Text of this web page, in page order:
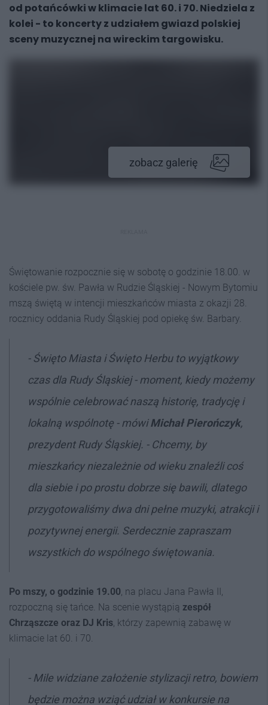
od potańcówki w klimacie lat 60. i 70. Niedziela z
kolei - to koncerty z udziałem gwiazd polskiej
sceny muzycznej na wireckim targowisku.
zobacz galerię
Świętowanie rozpocznie się w sobotę o godzinie 18.00. w
kościele pw. św. Pawła w Rudzie Śląskiej - Nowym Bytomiu
mszą świętą w intencji mieszkańców miasta z okazji 28.
rocznicy oddania Rudy Śląskiej pod opiekę św. Barbary.
- Święto Miasta i Święto Herbu to wyjątkowy
czas dla Rudy Śląskiej - moment, kiedy możemy
wspólnie celebrować naszą historię, tradycję i
lokalną wspólnotę - mówiMichał Pierończyk,
prezydent Rudy Śląskiej. - Chcemy, by
mieszkańcy niezależnie od wieku znaleźli coś
dla siebie i po prostu dobrze się bawili, dlatego
przygotowaliśmy dwa dni pełne muzyki, atrakcji i
pozytywnej energii. Serdecznie zapraszam
wszystkich do wspólnego świętowania.
Po mszy, o godzinie 19.00, na placu Jana Pawła II,
rozpoczną się tańce. Na scenie wystąpią zespół
Chrząszcze oraz DJ Kris, którzy zapewnią zabawę w
klimacie lat 60. i 70.
- Mile widziane założenie stylizacji retro, bowiem
będzie można wziąć udział w konkursie na